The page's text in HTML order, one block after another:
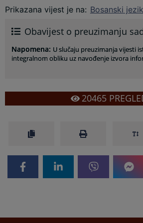
Prikazana vijest je na: Bosanski jezik
Obavijest o preuzimanju
Napomena: U slučaju preuzimanja vijesti
integralnom obliku uz navođenje izvora
20465